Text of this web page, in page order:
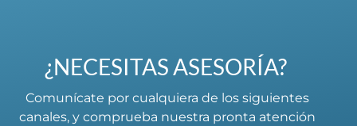
¿NECESITAS ASESORÍA?
Comunícate por cualquiera de los siguientes
canales, y comprueba nuestra pronta atención